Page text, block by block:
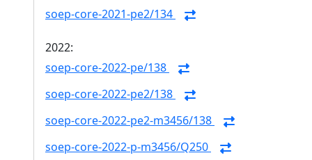
soep-core-2021-pe2/134
2022:
soep-core-2022-pe/138
soep-core-2022-pe2/138
soep-core-2022-pe2-m3456/138
soep-core-2022-p-m3456/Q250